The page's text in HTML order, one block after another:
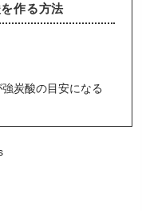
作る方法
炭酸の目安になる